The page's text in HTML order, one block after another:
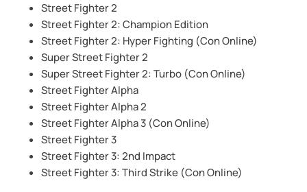
Street Fighter 2
Street Fighter 2: Champion Edition
Street Fighter 2: Hyper Fighting (Con Online)
Super Street Fighter 2
Super Street Fighter 2: Turbo (Con Online)
Street Fighter Alpha
Street Fighter Alpha 2
Street Fighter Alpha 3 (Con Online)
Street Fighter 3
Street Fighter 3: 2nd Impact
Street Fighter 3: Third Strike (Con Online)